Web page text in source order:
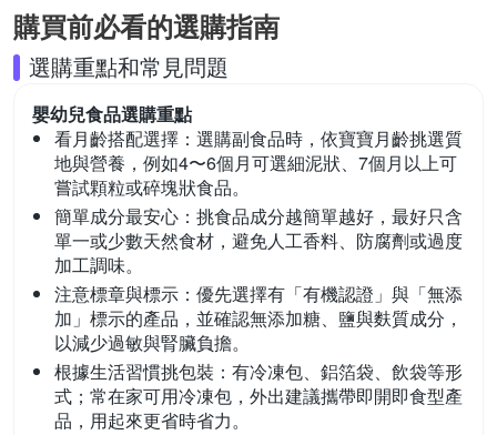
購買前必看的選購指南
選購重點和常見問題
嬰幼兒食品選購重點
看月齡搭配選擇： 選購副食品時，依寶寶月齡挑選質
地與營養，例如4〜6個月可選細泥狀、7個月以上可
嘗試顆粒或碎塊狀食品。
簡單成分最安心： 挑食品成分越簡單越好，最好只含
單一或少數天然食材，避免人工香料、防腐劑或過度
加工調味。
注意標章與標示： 優先選擇有「有機認證」與「無添
加」標示的產品，並確認無添加糖、鹽與麩質成分，
以減少過敏與腎臟負擔。
根據生活習慣挑包裝： 有冷凍包、鋁箔袋、飲袋等形
式；常在家可用冷凍包，外出建議攜帶即開即食型產
品，用起來更省時省力。